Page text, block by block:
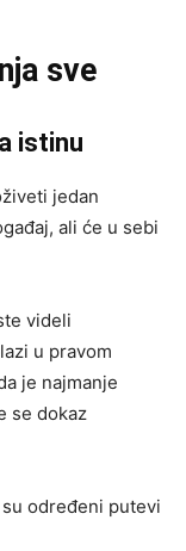
sve
istinu
jedan
ali će u sebi
videli
u pravom
je najmanje
se dokaz
određeni putevi